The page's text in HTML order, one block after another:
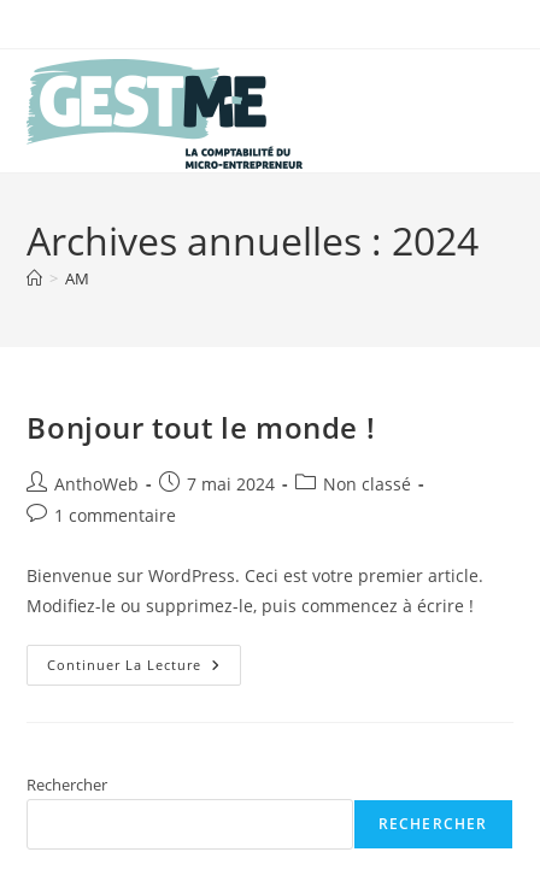
content
Archives annuelles : 2024
> AM
Bonjour tout le monde !
Auteur/autrice
de
AnthoWeb
Publication
publiée :
7 mai 2024
PostNon classé
Commentaires
la
publication :
1 commentaire
Bienvenue sur WordPress. Ceci est votre premier article.
Modifiez-le ou supprimez-le, puis commencez à écrire !
Continuer La Lecture Bonjour
Tout
Rechercher
RECHERCHER